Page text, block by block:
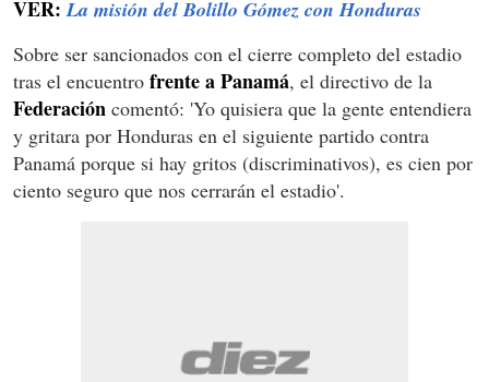
VER: La misión del Bolillo Gómez con Honduras
Sobre ser sancionados con el cierre completo del estadio
tras el encuentro frente a Panamá, el directivo de la
Federación comentó: 'Yo quisiera que la gente entendiera
y gritara por Honduras en el siguiente partido contra
Panamá porque si hay gritos (discriminativos), es cien por
ciento seguro que nos cerrarán el estadio'.